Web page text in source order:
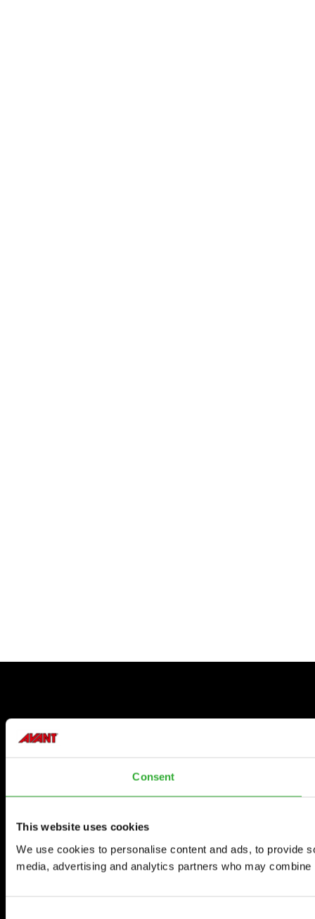
Consent
This website uses cookies
We use cookies to personalise content and ads, to provide
media, advertising and analytics partners who may